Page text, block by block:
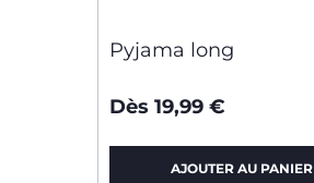
Pyjama long
Dès 19,99 €
AJOUTER AU PANIER